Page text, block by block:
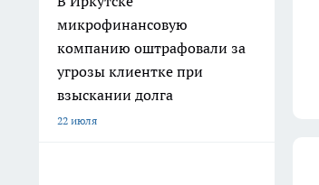
микрофинансовую
компанию оштрафовали за
угрозы клиентке при
взыскании долга
22 июля